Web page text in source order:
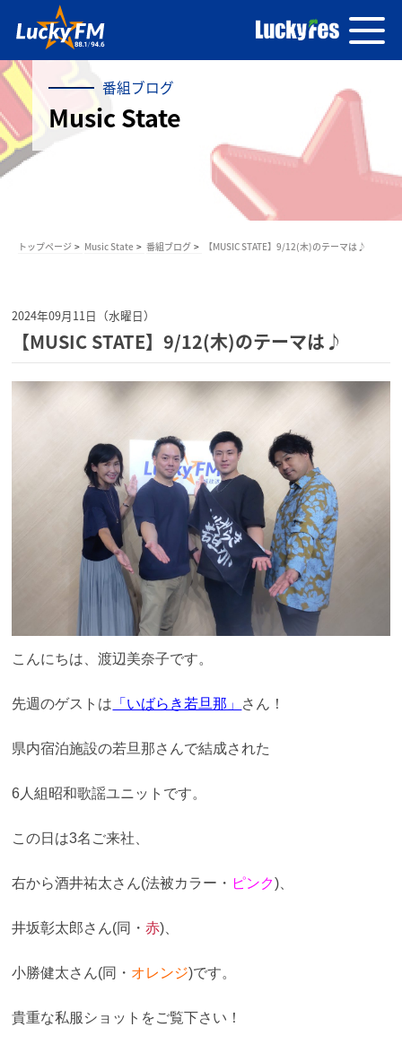
番組ブログ
Music State
トップページ Music State 番組ブログ 【MUSIC STATE】9/12(木)のテーマは♪
2024年09月11日（水曜日）
【MUSIC STATE】9/12(木)のテーマは♪
こんにちは、渡辺美奈子です。
先週のゲストは 「いばらき若旦那」 さん！
県内宿泊施設の若旦那さんで結成された
6人組昭和歌謡ユニットです。
この日は3名ご来社、
右から酒井祐太さん(法被カラー・ ピンク)、
井坂彰太郎さん(同・赤)、
小勝健太さん(同・ オレンジ)です。
貴重な私服ショットをご覧下さい！